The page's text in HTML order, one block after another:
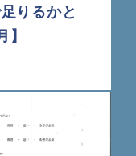
りるかと